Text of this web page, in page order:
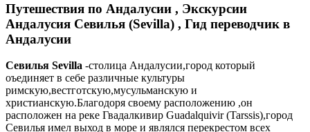
Путешествия по Андалусии , Экскурсии
Андалусия Севилья (Sevilla) , Гид переводчик в
Андалусии
Севилья Sevilla -столица Андалусии,город который
оъединяет в себе различные культуры
римскую,вестготскую,мусульманскую и
христианскую.Благодоря своему расположению ,он
расположен на реке Гвадалкивир Guadalquivir (Tarssis),город
Севилья имел выход в море и являлся перекрестом всех